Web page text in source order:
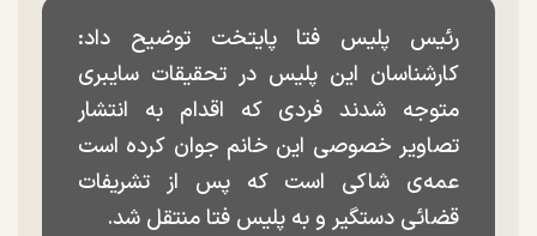
رئیس پلیس فتا پایتخت توضیح داد:
کارشناسان این پلیس در تحقیقات سایبری
متوجه شدند فردی که اقدام به انتشار
تصاویر خصوصی این خانم جوان کرده است
عمه‌ی شاکی است که پس از تشریفات
قضائی دستگیر و به پلیس فتا منتقل شد.